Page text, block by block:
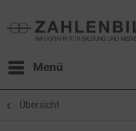
Menü
Übersicht